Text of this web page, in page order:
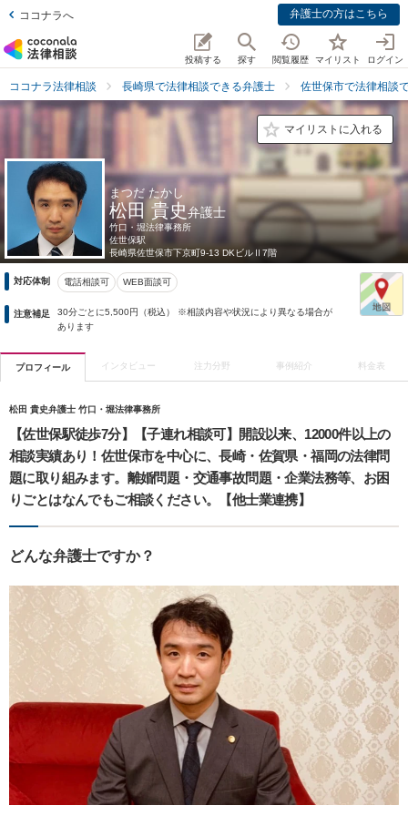
ココナラへ 弁護士の方はこちら
投稿する 探す 閲覧履歴 マイリスト ログイン
ココナラ法律相談 長崎県で法律相談できる弁護士 佐世保市で法律相談
マイリストに入れる
まつだ たかし
松田 貴史弁護士
竹口・堀法律事務所
佐世保駅
長崎県佐世保市下京町9-13 DKビルⅡ7階
対応体制 電話相談可 WEB面談可
注意補足
30分ごとに5,500円（税込） ※相談内容や状況により異なる場合が
あります
プロフィール インタビュー 注力分野 事例紹介 料金表
松田 貴史弁護士 竹口・堀法律事務所
【佐世保駅徒歩7分】【子連れ相談可】開設以来、12000件以上の
相談実績あり！佐世保市を中心に、長崎・佐賀県・福岡の法律問
題に取り組みます。離婚問題・交通事故問題・企業法務等、お困
りごとはなんでもご相談ください。【他士業連携】
どんな弁護士ですか？